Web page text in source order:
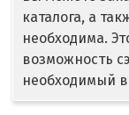
Дегтярск
Дмитров
каталога, а
необходима.
возможность
необходимый